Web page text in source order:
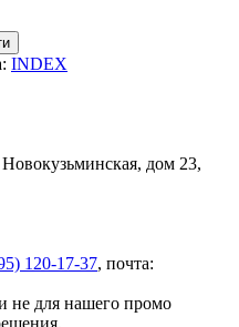
INDEX
дом 23,
120-17-37, почта:
не для нашего промо